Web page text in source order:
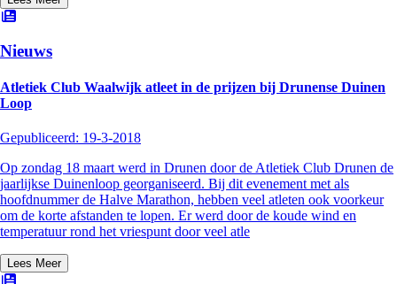
Nieuws
Atletiek Club Waalwijk atleet in de prijzen bij Drunense Duinen
Loop
Gepubliceerd: 19-3-2018
Op zondag 18 maart werd in Drunen door de Atletiek Club Drunen de
jaarlijkse Duinenloop georganiseerd. Bij dit evenement met als
hoofdnummer de Halve Marathon, hebben veel atleten ook voorkeur
om de korte afstanden te lopen. Er werd door de koude wind en
temperatuur rond het vriespunt door veel atle
Lees Meer